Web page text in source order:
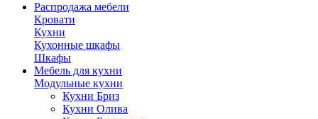
Распродажа мебели
Кровати
Кухни
Кухонные шкафы
Шкафы
Мебель для кухни
Модульные кухни
Кухни Бриз
Кухни Олива